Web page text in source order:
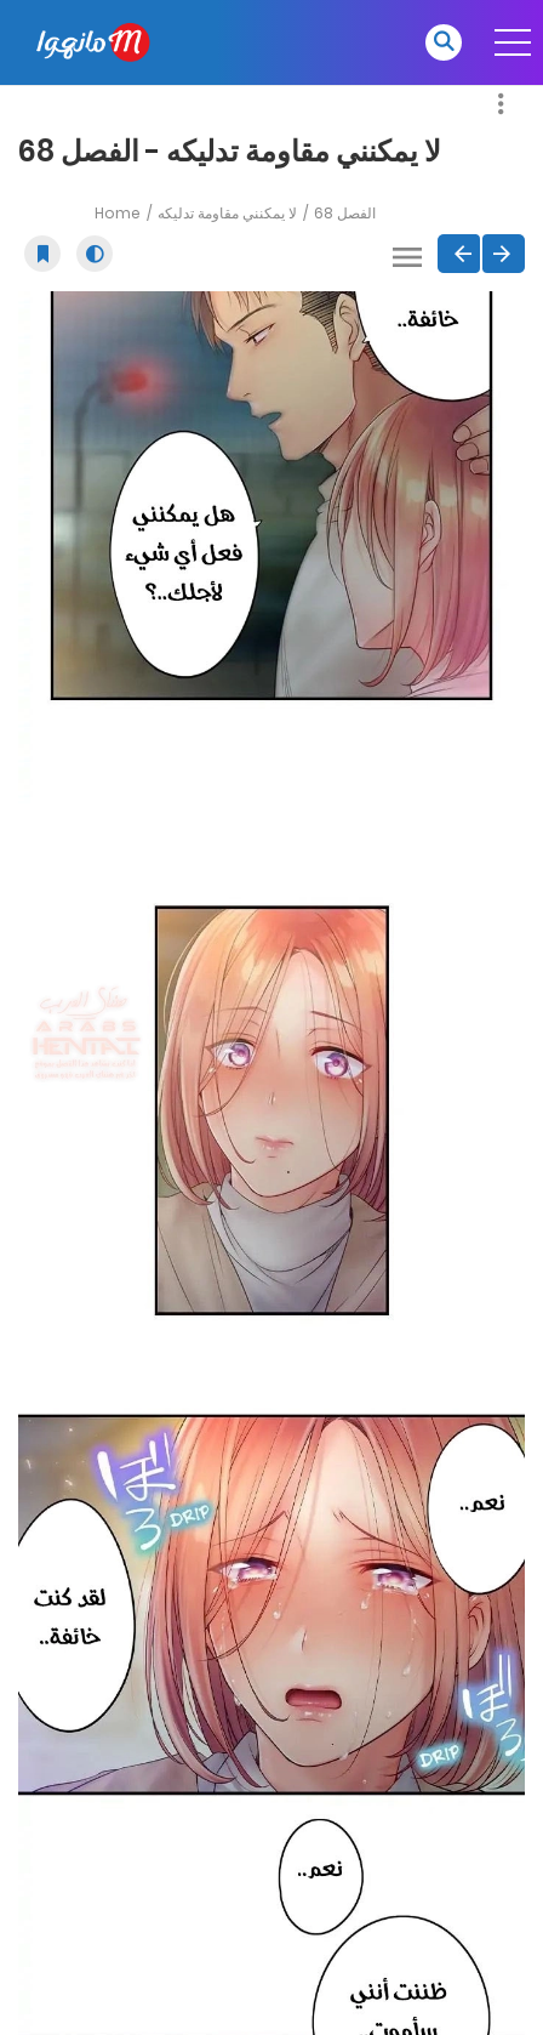
لا يمكنني مقاومة تدليكه - الفصل 68
Home لا يمكنني مقاومة تدليكه الفصل 68